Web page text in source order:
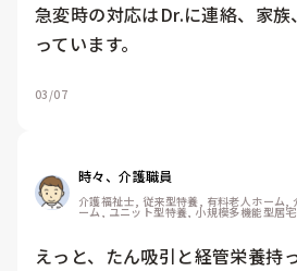
急変時の対応はDr.に連絡、家
っています。
03/07
時々、介護職員
介護福祉士, 従来型特養, 有料老人ホーム,
ーム, ユニット型特養, 小規模多機能型居
えっと、たん吸引と経管栄養持